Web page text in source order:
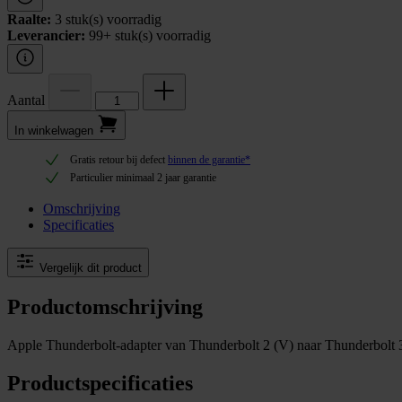
Raalte: 3 stuk(s) voorradig
Leverancier: 99+ stuk(s) voorradig
Aantal
In winkel­wagen
Gratis retour bij defect binnen de garantie*
Particulier minimaal 2 jaar garantie
Omschrijving
Specificaties
Vergelijk dit product
Productomschrijving
Apple Thunderbolt-adapter van Thunderbolt 2 (V) naar Thunderbolt
Productspecificaties